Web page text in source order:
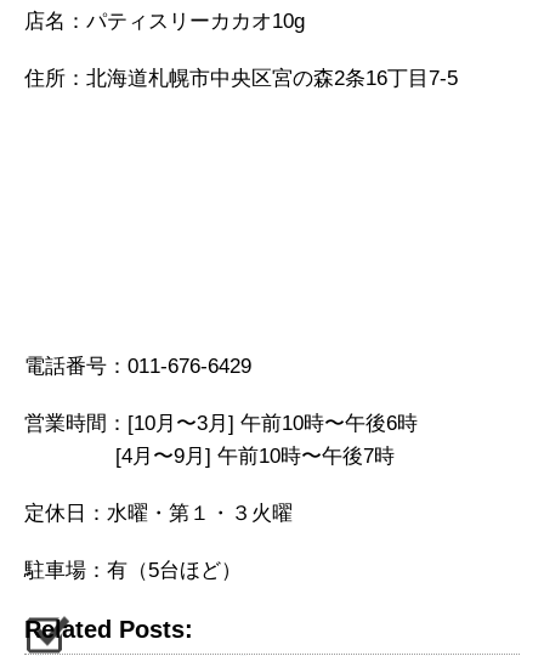
店名：パティスリーカカオ10g
住所：北海道札幌市中央区宮の森2条16丁目7-5
電話番号：011-676-6429
営業時間：[10月〜3月] 午前10時〜午後6時
[4月〜9月] 午前10時〜午後7時
定休日：水曜・第１・３火曜
駐車場：有（5台ほど）
Related Posts: